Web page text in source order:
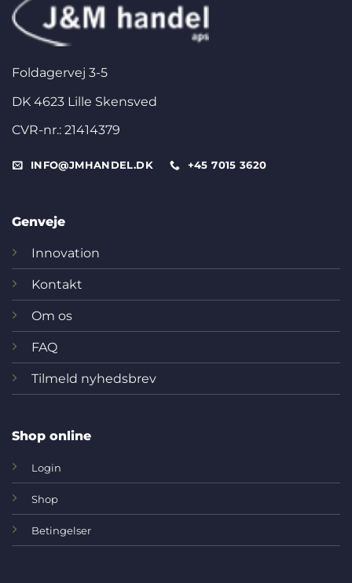
Foldagervej 3-5
DK 4623 Lille Skensved
CVR-nr.: 21414379
INFO@JMHANDEL.DK +45 7015 3620
Genveje
Innovation
Kontakt
Om os
FAQ
Tilmeld nyhedsbrev
Shop online
Login
Shop
Betingelser